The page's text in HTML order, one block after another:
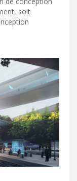
soit